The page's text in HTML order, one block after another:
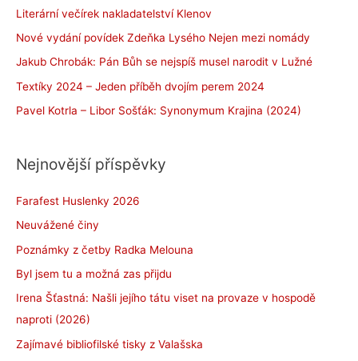
Literární večírek nakladatelství Klenov
Nové vydání povídek Zdeňka Lysého Nejen mezi nomády
Jakub Chrobák: Pán Bůh se nejspíš musel narodit v Lužné
Textíky 2024 – Jeden příběh dvojím perem 2024
Pavel Kotrla – Libor Sošťák: Synonymum Krajina (2024)
Nejnovější příspěvky
Farafest Huslenky 2026
Neuvážené činy
Poznámky z četby Radka Melouna
Byl jsem tu a možná zas přijdu
Irena Šťastná: Našli jejího tátu viset na provaze v hospodě
naproti (2026)
Zajímavé bibliofilské tisky z Valašska